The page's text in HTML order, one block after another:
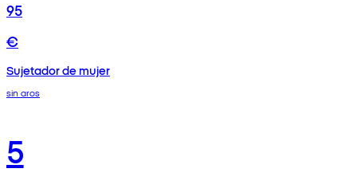
95
€
Sujetador de mujer
sin aros
5